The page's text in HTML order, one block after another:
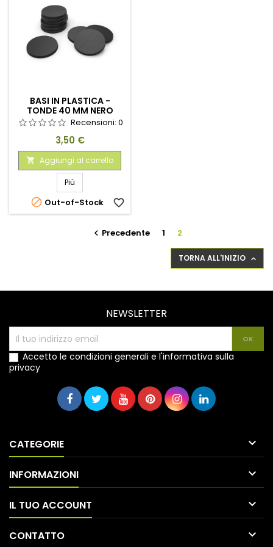
BASI IN PLASTICA -
TONDE 40 MM NERO
Recensioni: 0
Prezzo
3,50 €
 Aggiungi al carrello
Più
 Out-of-Stock favorite_border
 Precedente 1 2
TORNA ALL'INIZIO 
NEWSLETTER
Accetto le condizioni generali e l'informativa sulla
privacy
CATEGORIE 
INFORMAZIONI 
IL TUO ACCOUNT 
CONTATTO 